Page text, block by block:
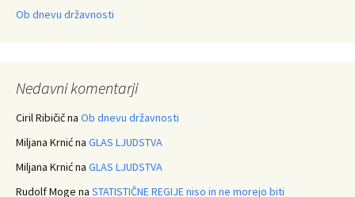
Ob dnevu državnosti
Nedavni komentarji
Ciril Ribičična Ob dnevu državnosti
Miljana Krnićna GLAS LJUDSTVA
Miljana Krnićna GLAS LJUDSTVA
Rudolf Moge na STATISTIČNE REGIJE niso in ne morejo biti